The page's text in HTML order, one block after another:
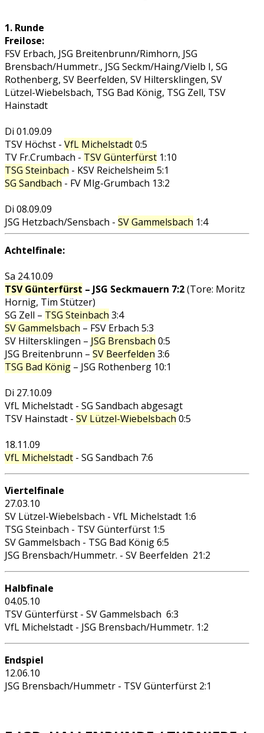
1. Runde
Freilose:
FSV Erbach, JSG Breitenbrunn/Rimhorn, JSG
Brensbach/Hummetr., JSG Seckm/Haing/Vielb I, SG
Rothenberg, SV Beerfelden, SV Hiltersklingen, SV
Lützel-Wiebelsbach, TSG Bad König, TSG Zell, TSV
Hainstadt
Di 01.09.09
TSV Höchst - VfL Michelstadt0:5
TV Fr.Crumbach - TSV Günterfürst 1:10
TSG Steinbach - KSV Reichelsheim 5:1
SG Sandbach - FV Mlg-Grumbach 13:2
Di 08.09.09
JSG Hetzbach/Sensbach - SV Gammelsbach 1:4
Achtelfinale:
Sa 24.10.09
TSV Günterfürst – JSG Seckmauern 7:2(Tore: Moritz
Hornig, Tim Stützer)
SG Zell – TSG Steinbach 3:4
SV Gammelsbach – FSV Erbach 5:3
SV Hiltersklingen – JSG Brensbach 0:5
JSG Breitenbrunn – SV Beerfelden 3:6
TSG Bad König – JSG Rothenberg 10:1
Di 27.10.09
VfL Michelstadt - SG Sandbach abgesagt
TSV Hainstadt - SV Lützel-Wiebelsbach 0:5
18.11.09
VfL Michelstadt - SG Sandbach 7:6
Viertelfinale
27.03.10
SV Lützel-Wiebelsbach - VfL Michelstadt 1:6
TSG Steinbach - TSV Günterfürst 1:5
SV Gammelsbach - TSG Bad König 6:5
JSG Brensbach/Hummetr. - SV Beerfelden 21:2
Halbfinale
04.05.10
TSV Günterfürst - SV Gammelsbach 6:3
VfL Michelstadt - JSG Brensbach/Hummetr. 1:2
Endspiel
12.06.10
JSG Brensbach/Hummetr - TSV Günterfürst 2:1